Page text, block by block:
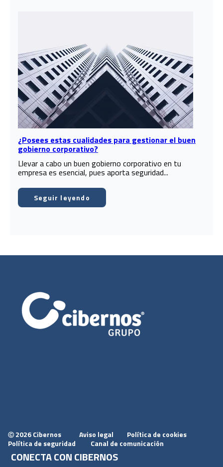
¿Posees estas cualidades para gestionar el buen
gobierno corporativo?
Llevar a cabo un buen gobierno corporativo en tu
empresa es esencial, pues aporta seguridad...
Seguir leyendo
Ⓒ 2026 Cibernos Aviso legal
Política de cookies
Política de seguridad
Canal de comunicación
CONECTA CON CIBERNOS